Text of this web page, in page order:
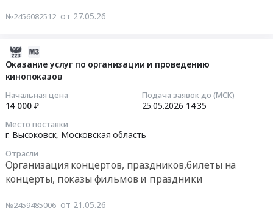
№2456082512 от 27.05.26
Оказание услуг по организации и проведению
кинопоказов
Начальная цена
14 000 ₽
Подача заявок до (МСК)
25.05.2026 14:35
Место поставки
г. Высоковск, Московская область
Отрасли
Организация концертов, праздников,билеты на
концерты, показы фильмов и праздники
№2459485006 от 21.05.26